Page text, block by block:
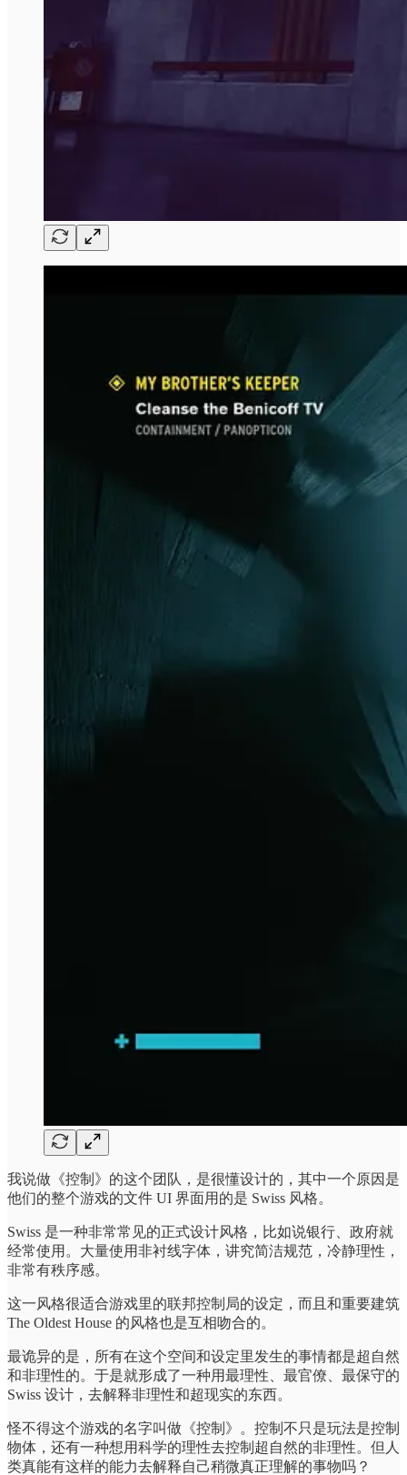
我说做《控制》的这个团队，是很懂设计的，其中一个原因是
他们的整个游戏的文件 UI 界面用的是 Swiss 风格。
Swiss 是一种非常常见的正式设计风格，比如说银行、政府就
经常使用。大量使用非衬线字体，讲究简洁规范，冷静理性，
非常有秩序感。
这一风格很适合游戏里的联邦控制局的设定，而且和重要建筑
The Oldest House 的风格也是互相吻合的。
最诡异的是，所有在这个空间和设定里发生的事情都是超自然
和非理性的。于是就形成了一种用最理性、最官僚、最保守的
Swiss 设计，去解释非理性和超现实的东西。
怪不得这个游戏的名字叫做《控制》。控制不只是玩法是控制
物体，还有一种想用科学的理性去控制超自然的非理性。但人
类真能有这样的能力去解释自己稍微真正理解的事物吗？